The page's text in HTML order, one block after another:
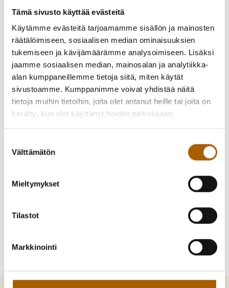
Tämä sivusto käyttää evästeitä
Käytämme evästeitä tarjoamamme sisällön ja mainosten
räätälöimiseen, sosiaalisen median ominaisuuksien
tukemiseen ja kävijämäärämme analysoimiseen. Lisäksi
jaamme sosiaalisen median, mainosalan ja analytiikka-
alan kumppaneillemme tietoja siitä, miten käytät
sivustoamme. Kumppanimme voivat yhdistää näitä
tietoja muihin tietoihin, joita olet antanut heille tai joita on
kerätty, kun olet käyttänyt heidän palvelujaan.
valinta
Välttämätön
Mieltymykset
Tilastot
Markkinointi
sijoittuvat sen läheisyyteen.
Lisätietoja:
Annika Hyttinen
Puistotyönjohtaja
044 497 1050
Takaisin uutisiin
Jaa Facebookissa